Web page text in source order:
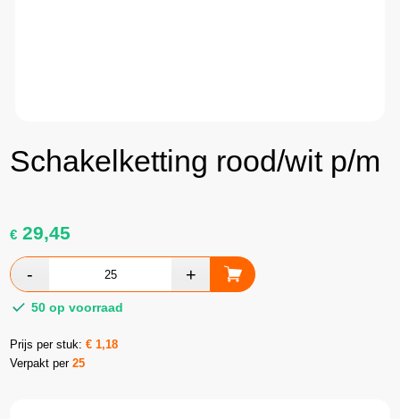
Schakelketting rood/wit p/m
€ 29,45
50 op voorraad
Prijs per stuk:€1,18
Verpakt per25